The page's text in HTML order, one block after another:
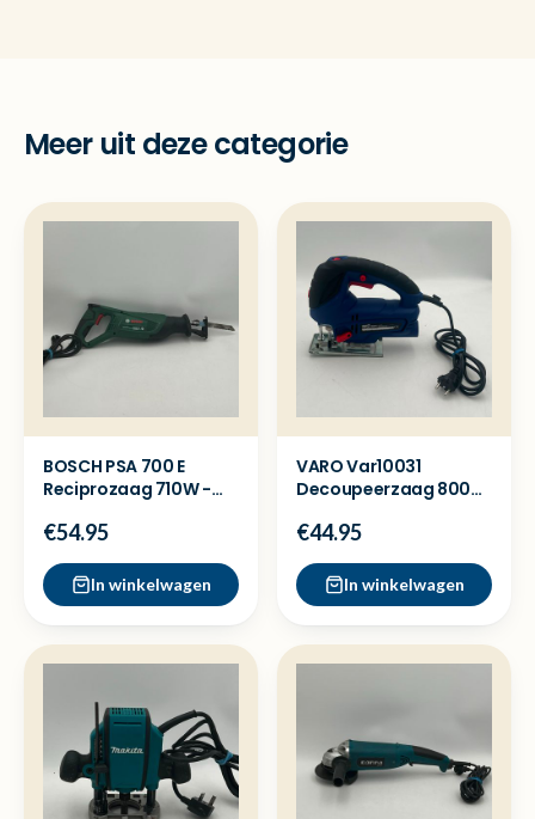
Meer uit deze categorie
BOSCH PSA 700 E
Reciprozaag 710W -
€54.95
In winkelwagen
VARO Var10031
Decoupeerzaag 800W
€44.95
In winkelwagen